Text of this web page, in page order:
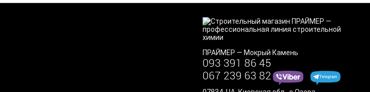
ПРАЙМЕР — Мокрый Камень
093 391 86 45
067 239 63 82